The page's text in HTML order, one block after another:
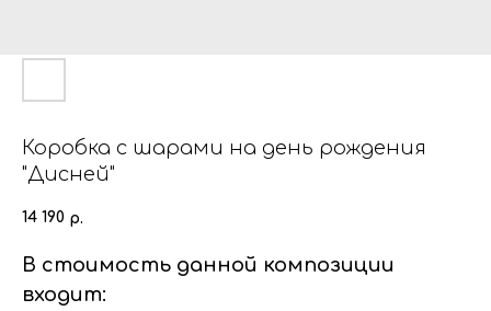
Коробка с шарами на день рождения
"Дисней"
14 190 р.
В стоимость данной композиции
входит: